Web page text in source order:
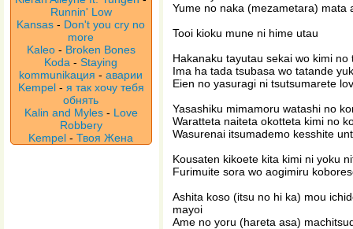
Runnin' Low
Kansas - Don't you cry no
more
Kaleo - Broken Bones
Koda -Staying
kommunikaция -аварии
Kempel - я так хочу тебя
обнять
Kalin and Myles - Love
Robbery
Kempel -Твоя Жена
Yume no naka (mezametara) mata
Tooi kioku mune ni hime utau
Hakanaku tayutau sekai wo kimi
Ima ha tada tsubasa wo tatande
Eien no yasuragi ni tsutsumarete
Yasashiku mimamoru watashi no
Waratteta naiteta okotteta kimi no
Wasurenai itsumademo kesshite
Kousaten kikoete kita kimi ni yoku
Furimuite sora wo aogimiru
Ashita koso (itsu no hi ka) mou
mayoi
Ame no yoru (hareta asa)